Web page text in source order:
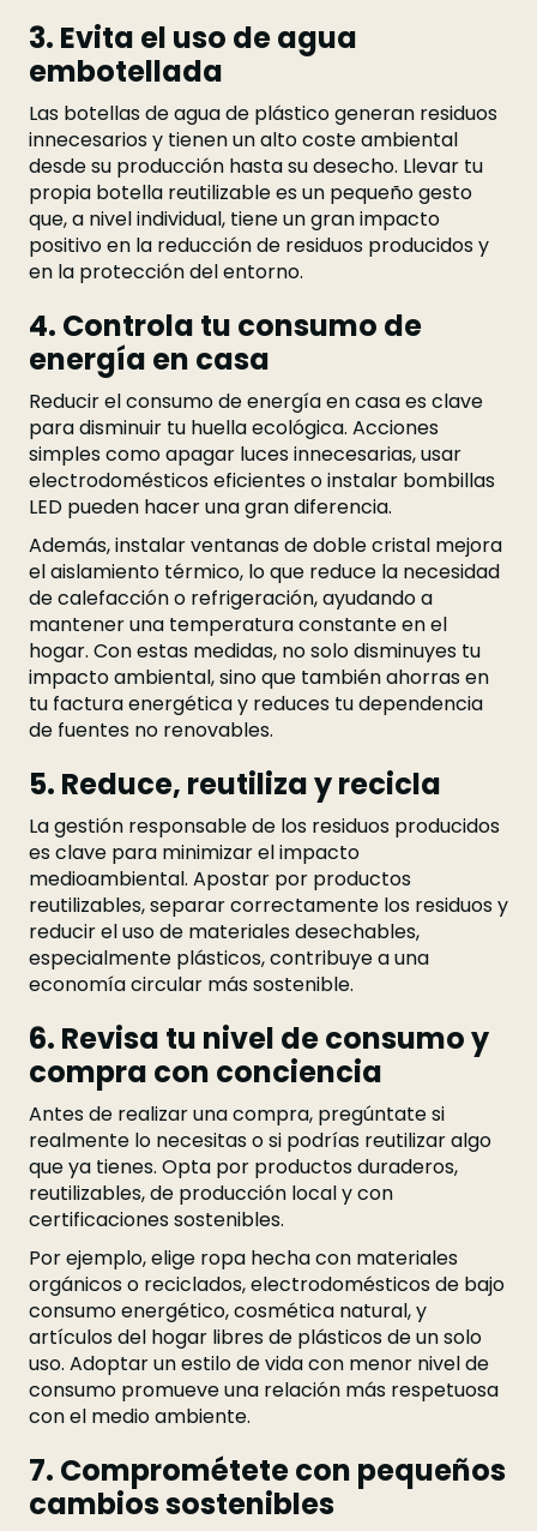
3. Evita el uso de agua
embotellada
Las botellas de agua de plástico generan residuos
innecesarios y tienen un alto coste ambiental
desde su producción hasta su desecho. Llevar tu
propia botella reutilizable es un pequeño gesto
que, a nivel individual, tiene un gran impacto
positivo en la reducción de residuos producidos y
en la protección del entorno.
4. Controla tu consumo de
energía en casa
Reducir el consumo de energía en casa es clave
para disminuir tu huella ecológica. Acciones
simples como apagar luces innecesarias, usar
electrodomésticos eficientes o instalar bombillas
LED pueden hacer una gran diferencia.
Además, instalar ventanas de doble cristal mejora
el aislamiento térmico, lo que reduce la necesidad
de calefacción o refrigeración, ayudando a
mantener una temperatura constante en el
hogar. Con estas medidas, no solo disminuyes tu
impacto ambiental, sino que también ahorras en
tu factura energética y reduces tu dependencia
de fuentes no renovables.
5. Reduce, reutiliza y recicla
La gestión responsable de los residuos producidos
es clave para minimizar el impacto
medioambiental. Apostar por productos
reutilizables, separar correctamente los residuos y
reducir el uso de materiales desechables,
especialmente plásticos, contribuye a una
economía circular más sostenible.
6. Revisa tu nivel de consumo y
compra con conciencia
Antes de realizar una compra, pregúntate si
realmente lo necesitas o si podrías reutilizar algo
que ya tienes. Opta por productos duraderos,
reutilizables, de producción local y con
certificaciones sostenibles.
Por ejemplo, elige ropa hecha con materiales
orgánicos o reciclados, electrodomésticos de bajo
consumo energético, cosmética natural, y
artículos del hogar libres de plásticos de un solo
uso. Adoptar un estilo de vida con menor nivel de
consumo promueve una relación más respetuosa
con el medio ambiente.
7. Comprométete con pequeños
cambios sostenibles